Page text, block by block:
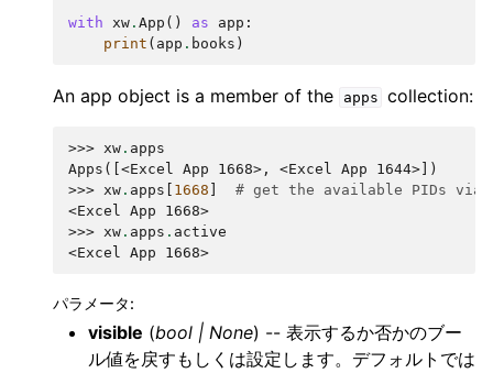
with xw . App () as app :
print ( app . books )
An app object is a member of the apps collection:
>>> xw . apps
Apps([<Excel App 1668>, <Excel App 1644>])
>>> xw . apps 1668
# get the available PIDs via
<Excel App 1668>
>>> xw . apps . active
<Excel App 1668>
パラメータ:
visible (bool | None) -- 表示するか否かのブー
ル値を戻すもしくは設定します。デフォルトでは